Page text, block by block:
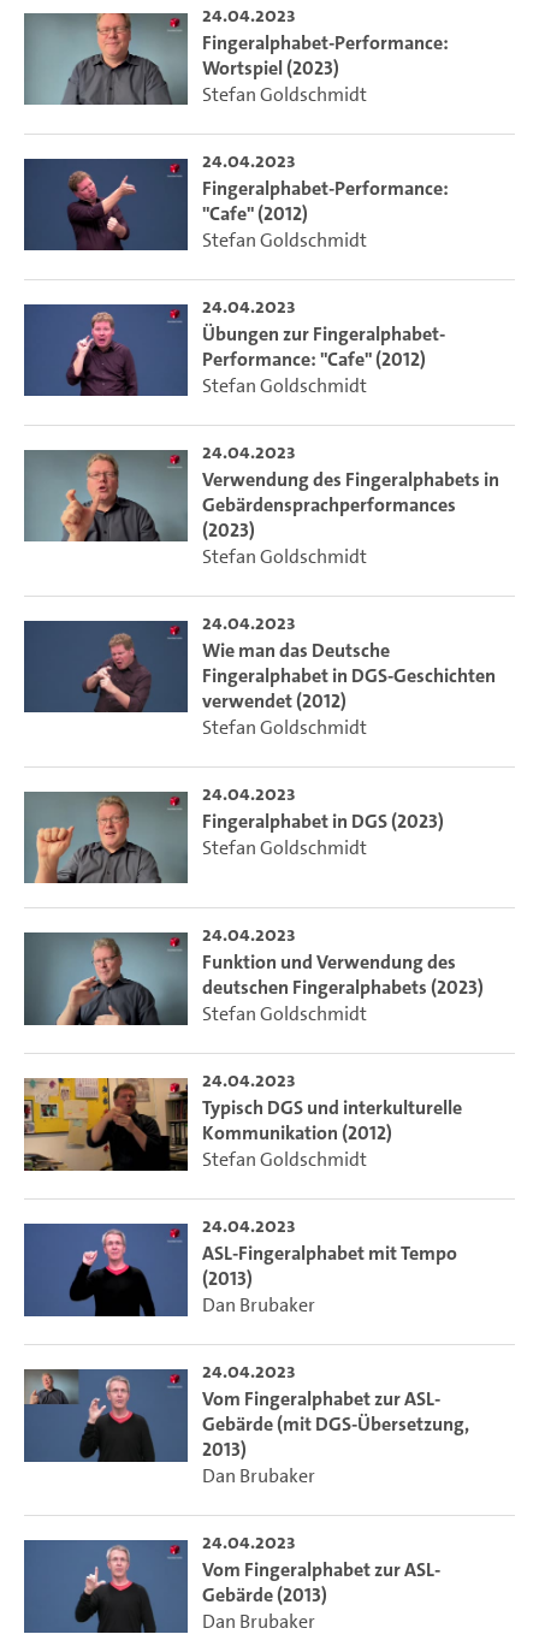
24.04.2023
Fingeralphabet-Performance:
Wortspiel (2023)
Stefan Goldschmidt
24.04.2023
Fingeralphabet-Performance:
"Cafe" (2012)
Stefan Goldschmidt
24.04.2023
Übungen zur Fingeralphabet-
Performance: "Cafe" (2012)
Stefan Goldschmidt
24.04.2023
Verwendung des Fingeralphabets in
Gebärdensprachperformances
(2023)
Stefan Goldschmidt
24.04.2023
Wie man das Deutsche
Fingeralphabet in DGS-Geschichten
verwendet (2012)
Stefan Goldschmidt
24.04.2023
Fingeralphabet in DGS (2023)
Stefan Goldschmidt
24.04.2023
Funktion und Verwendung des
deutschen Fingeralphabets (2023)
Stefan Goldschmidt
24.04.2023
Typisch DGS und interkulturelle
Kommunikation (2012)
Stefan Goldschmidt
24.04.2023
ASL-Fingeralphabet mit Tempo
(2013)
Dan Brubaker
24.04.2023
Vom Fingeralphabet zur ASL-
Gebärde (mit DGS-Übersetzung,
2013)
Dan Brubaker
24.04.2023
Vom Fingeralphabet zur ASL-
Gebärde (2013)
Dan Brubaker